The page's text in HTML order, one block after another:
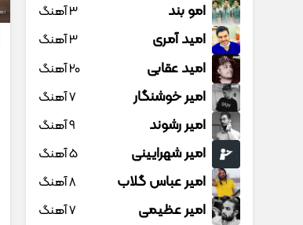
امو بند 3 آهنگ
امید آمری 3 آهنگ
امید عقابی 20 آهنگ
امیر خوشنگار 7 آهنگ
امیر رشوند 9 آهنگ
امیر شهرایینی 5 آهنگ
امیر عباس گلاب 8 آهنگ
امیر عظیمی 7 آهنگ